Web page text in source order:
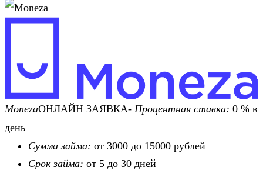
MonezaОНЛАЙН ЗАЯВКА- Процентная ставка: 0 % в
день
Сумма займа: от 3000 до 15000 рублей
Срок займа: от 5 до 30 дней